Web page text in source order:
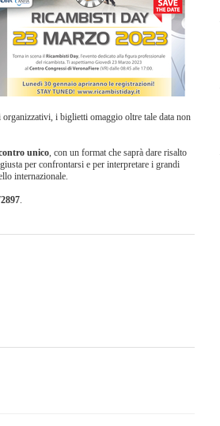
organizzativi, i biglietti omaggio oltre tale data non
unico, con un format che saprà dare risalto
per confrontarsi e per interpretare i grandi
internazionale.
.